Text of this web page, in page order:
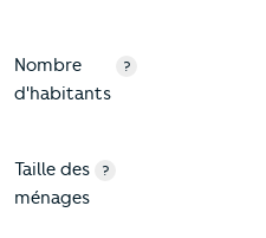
Nombre
d'habitants
?
Taille des
ménages
?